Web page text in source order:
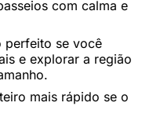
com calma e
perfeito se você
e explorar a região
mais rápido se o